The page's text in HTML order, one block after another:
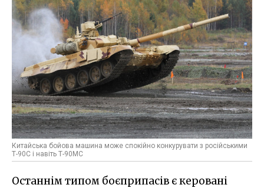
Китайська бойова машина може спокійно конкурувати з російськими
Т-90С і навіть Т-90МС
Останнім типом боєприпасів є керовані